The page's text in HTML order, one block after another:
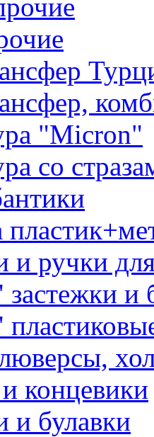
"Micron"
со
и ручки
и
концевики
и булавки